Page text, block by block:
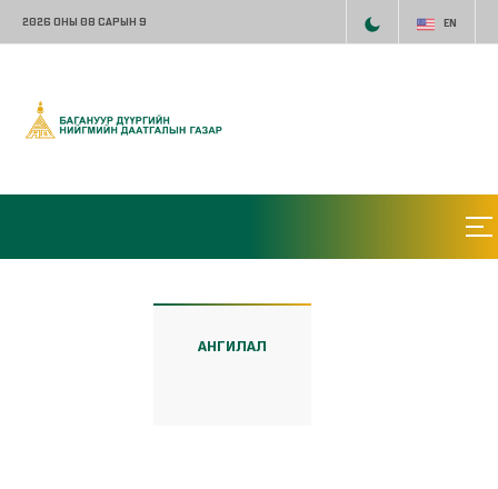
2026 ОНЫ 08 САРЫН 9 EN
АНГИЛАЛ